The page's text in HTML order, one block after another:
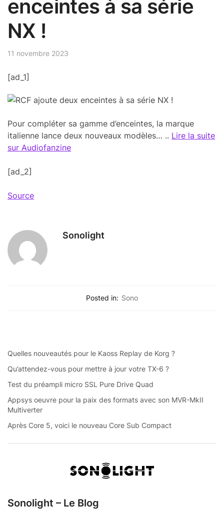
enceintes à sa série
NX !
11 novembre 2023
[ad_1]
Pour compléter sa gamme d’enceintes, la marque
italienne lance deux nouveaux modèles… .. Lire la suite
sur Audiofanzine
[ad_2]
Source
Sonolight
Posted in: Sono
Quelles nouveautés pour le Kaoss Replay de Korg ?
Qu’attendez-vous pour mettre à jour votre TX-6 ?
Test du préampli micro SSL Pure Drive Quad
Appsys oeuvre pour la paix des formats avec son MVR-MkII
Multiverter
Après Core 5, voici le nouveau Core Sub Compact
Sonolight – Le Blog